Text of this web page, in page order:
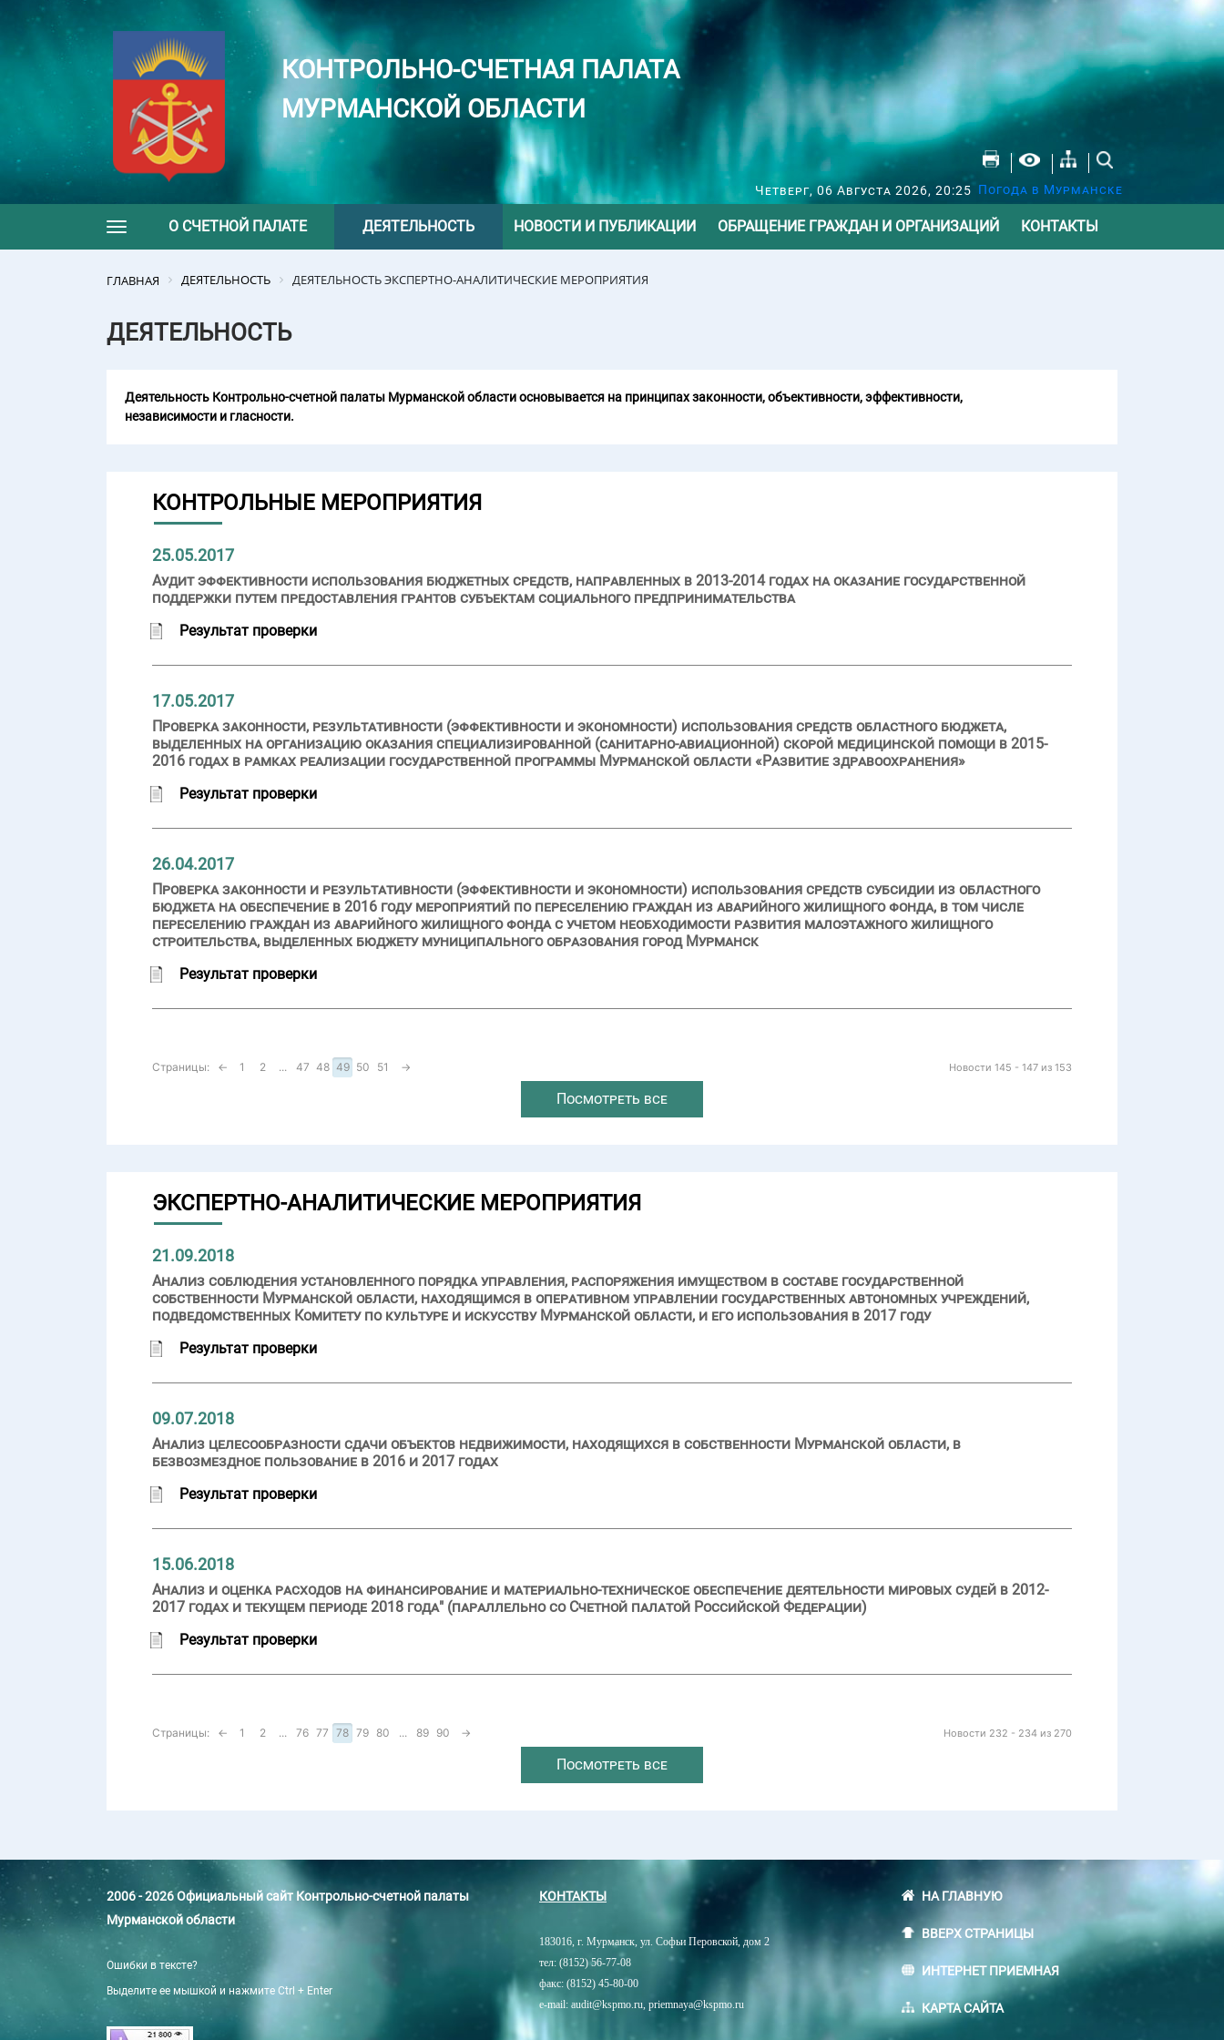
КОНТРОЛЬНО-СЧЕТНАЯ ПАЛАТА
МУРМАНСКОЙ ОБЛАСТИ
Четверг, 06 Августа 2026, 20:25 Погода в Мурманске
Toggle navigation
О СЧЕТНОЙ ПАЛАТЕ ДЕЯТЕЛЬНОСТЬ НОВОСТИ И ПУБЛИКАЦИИ ОБРАЩЕНИЕ ГРАЖДАН И ОРГАНИЗАЦИЙ КОНТАКТЫ
ГЛАВНАЯ ДЕЯТЕЛЬНОСТЬ ДЕЯТЕЛЬНОСТЬ ЭКСПЕРТНО-АНАЛИТИЧЕСКИЕ МЕРОПРИЯТИЯ
ДЕЯТЕЛЬНОСТЬ
Деятельность Контрольно-счетной палаты Мурманской области основывается на принципах законности, объективности, эффективности,
независимости и гласности.
КОНТРОЛЬНЫЕ МЕРОПРИЯТИЯ
25.05.2017
Аудит эффективности использования бюджетных средств, направленных в 2013-2014 годах на оказание государственной
поддержки путем предоставления грантов субъектам социального предпринимательства
Результат проверки
17.05.2017
Проверка законности, результативности (эффективности и экономности) использования средств областного бюджета,
выделенных на организацию оказания специализированной (санитарно-авиационной) скорой медицинской помощи в 2015-
2016 годах в рамках реализации государственной программы Мурманской области «Развитие здравоохранения»
Результат проверки
26.04.2017
Проверка законности и результативности (эффективности и экономности) использования средств субсидии из областного
бюджета на обеспечение в 2016 году мероприятий по переселению граждан из аварийного жилищного фонда, в том числе
переселению граждан из аварийного жилищного фонда с учетом необходимости развития малоэтажного жилищного
строительства, выделенных бюджету муниципального образования город Мурманск
Результат проверки
Новости 145 - 147 из 153
Страницы: ← 1 2 ... 47 48 49 50 51 →
Посмотреть все
ЭКСПЕРТНО-АНАЛИТИЧЕСКИЕ МЕРОПРИЯТИЯ
21.09.2018
Анализ соблюдения установленного порядка управления, распоряжения имуществом в составе государственной
собственности Мурманской области, находящимся в оперативном управлении государственных автономных учреждений,
подведомственных Комитету по культуре и искусству Мурманской области, и его использования в 2017 году
Результат проверки
09.07.2018
Анализ целесообразности сдачи объектов недвижимости, находящихся в собственности Мурманской области, в
безвозмездное пользование в 2016 и 2017 годах
Результат проверки
15.06.2018
Анализ и оценка расходов на финансирование и материально-техническое обеспечение деятельности мировых судей в 2012-
2017 годах и текущем периоде 2018 года" (параллельно со Счетной палатой Российской Федерации)
Результат проверки
Новости 232 - 234 из 270
Страницы: ← 1 2 ... 76 77 78 79 80 ... 89 90 →
Посмотреть все
2006 - 2026 Официальный сайт Контрольно-счетной палаты
Мурманской области
Ошибки в тексте?
Выделите ее мышкой и нажмите Ctrl + Enter
КОНТАКТЫ
183016, г. Мурманск, ул. Софьи Перовской, дом 2
тел: (8152) 56-77-08
факс: (8152) 45-80-00
e-mail: audit@kspmo.ru, priemnaya@kspmo.ru
НА ГЛАВНУЮ
ВВЕРХ СТРАНИЦЫ
ИНТЕРНЕТ ПРИЕМНАЯ
КАРТА САЙТА